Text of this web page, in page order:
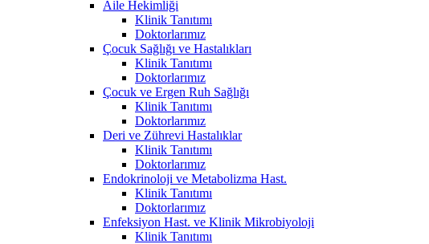
Aile Hekimliği
Klinik Tanıtımı
Doktorlarımız
Çocuk Sağlığı ve Hastalıkları
Klinik Tanıtımı
Doktorlarımız
Çocuk ve Ergen Ruh Sağlığı
Klinik Tanıtımı
Doktorlarımız
Deri ve Zührevi Hastalıklar
Klinik Tanıtımı
Doktorlarımız
Endokrinoloji ve Metabolizma Hast.
Klinik Tanıtımı
Doktorlarımız
Enfeksiyon Hast. ve Klinik Mikrobiyoloji
Klinik Tanıtımı